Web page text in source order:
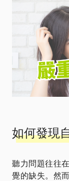
如何發現
聽力問題往往
覺的缺失。然